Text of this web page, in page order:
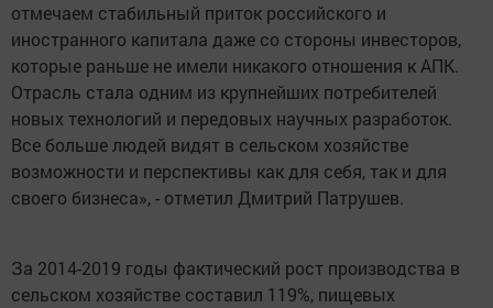
отмечаем стабильный приток российского и
иностранного капитала даже со стороны инвесторов,
которые раньше не имели никакого отношения к АПК.
Отрасль стала одним из крупнейших потребителей
новых технологий и передовых научных разработок.
Все больше людей видят в сельском хозяйстве
возможности и перспективы как для себя, так и для
своего бизнеса», - отметил Дмитрий Патрушев.
За 2014-2019 годы фактический рост производства в
сельском хозяйстве составил 119%, пищевых